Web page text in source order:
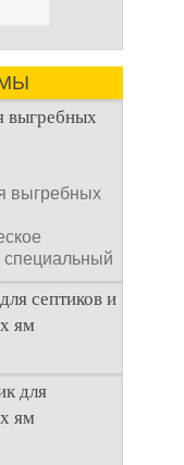
выгребных
выгребных
специальный
который
септиков и
ям
для
ям